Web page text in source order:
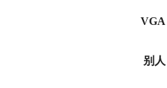
VGA
别人